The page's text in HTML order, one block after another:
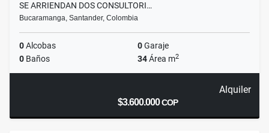
SE ARRIENDAN DOS CONSULTORI…
Bucaramanga, Santander, Colombia
0Alcobas 0Garaje
0 Baños 34Área m2
Alquiler
$3.600.000COP